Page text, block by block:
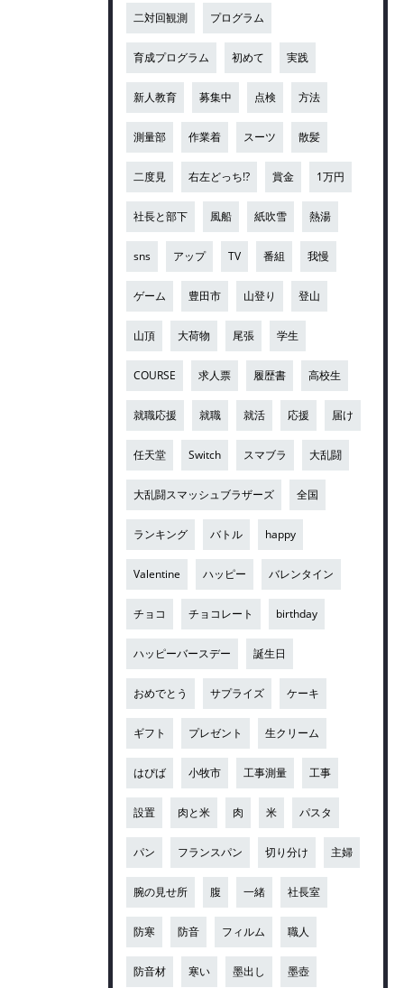
二対回観測 プログラム
育成プログラム 初めて 実践
新人教育 募集中 点検 方法
測量部 作業着 スーツ 散髪
二度見 右左どっち!? 賞金 1万円
社長と部下 風船 紙吹雪 熱湯
sns アップ TV 番組 我慢
ゲーム 豊田市 山登り 登山
山頂 大荷物 尾張 学生
COURSE 求人票 履歴書 高校生
就職応援 就職 就活 応援 届け
任天堂 Switch スマブラ 大乱闘
大乱闘スマッシュブラザーズ 全国
ランキング バトル happy
Valentine ハッピー バレンタイン
チョコ チョコレート birthday
ハッピーバースデー 誕生日
おめでとう サプライズ ケーキ
ギフト プレゼント 生クリーム
はぴば 小牧市 工事測量 工事
設置 肉と米 肉 米 パスタ
パン フランスパン 切り分け 主婦
腕の見せ所 腹 一緒 社長室
防寒 防音 フィルム 職人
防音材 寒い 墨出し 墨壺